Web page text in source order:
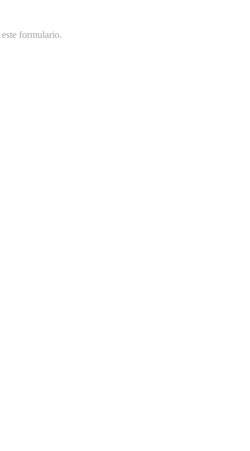
formulario.